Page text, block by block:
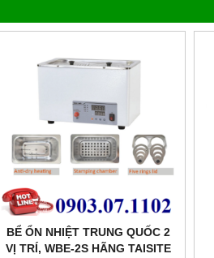
BỂ ỔN NHIỆT TRUNG QUỐC 2
VỊ TRÍ, WBE-2S HÃNG TAISITE